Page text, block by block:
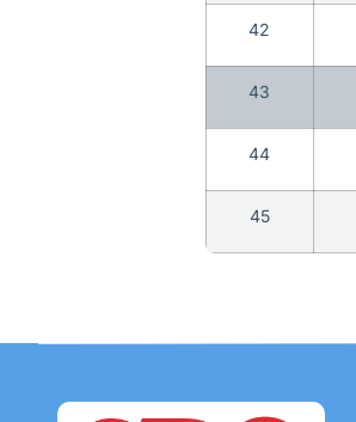
42
43
44
45